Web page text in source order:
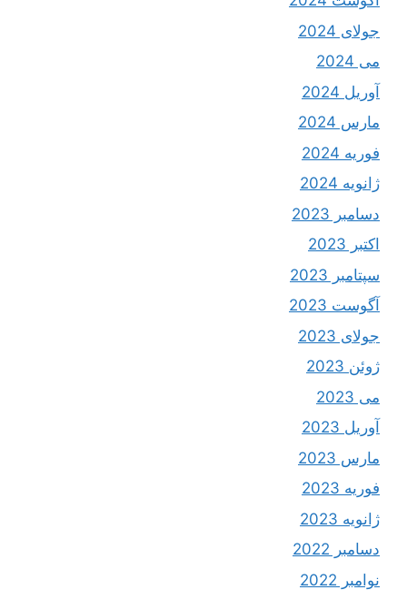
جولای 2024
می 2024
آوریل 2024
مارس 2024
فوریه 2024
ژانویه 2024
دسامبر 2023
اکتبر 2023
سپتامبر 2023
آگوست 2023
جولای 2023
ژوئن 2023
می 2023
آوریل 2023
مارس 2023
فوریه 2023
ژانویه 2023
دسامبر 2022
نوامبر 2022